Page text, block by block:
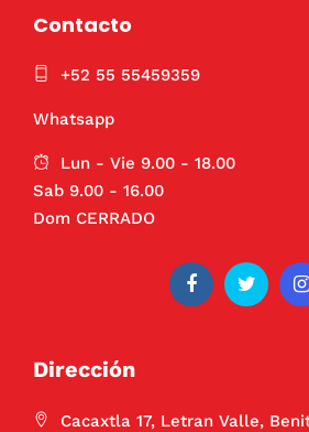
Contacto
+52 55 55459359
Whatsapp
Lun - Vie 9.00 - 18.00
Sab 9.00 - 16.00
Dom CERRADO
Dirección
Cacaxtla 17, Letran Valle,